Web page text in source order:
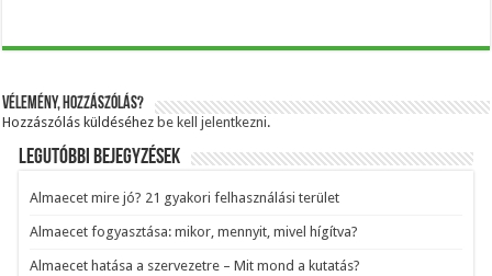
Vélemény, hozzászólás?
Hozzászólás küldéséhez be kell jelentkezni.
Legutóbbi bejegyzések
Almaecet mire jó? 21 gyakori felhasználási terület
Almaecet fogyasztása: mikor, mennyit, mivel hígítva?
Almaecet hatása a szervezetre – Mit mond a kutatás?